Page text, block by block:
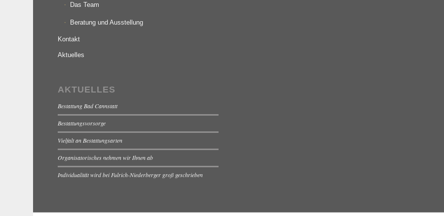
Das Team
Beratung und Ausstellung
Kontakt
Aktuelles
AKTUELLES
Bestattung Bad Cannstatt
Bestattungsvorsorge
Vielfalt an Bestattungsarten
Organisatorisches nehmen wir Ihnen ab
Individualität wird bei Fulrich-Niederberger groß geschrieben